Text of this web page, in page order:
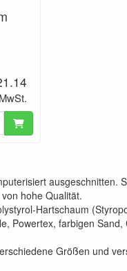
hohe Qualität.
Hartschaum
Powertex, farbigen
Größen und